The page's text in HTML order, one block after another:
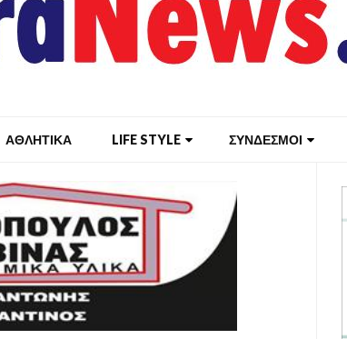
ΑΘΛΗΤΙΚΑ LIFE STYLE ΣΥΝΔΕΣΜΟΙ